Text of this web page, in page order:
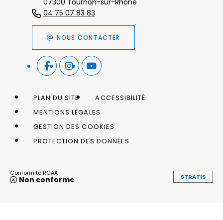
07300 Tournon-sur-Rhône
04 75 07 83 83
NOUS CONTACTER
PLAN DU SITE
ACCESSIBILITÉ
MENTIONS LÉGALES
GESTION DES COOKIES
PROTECTION DES DONNÉES
Conformité RGAA
Non conforme STRATIS